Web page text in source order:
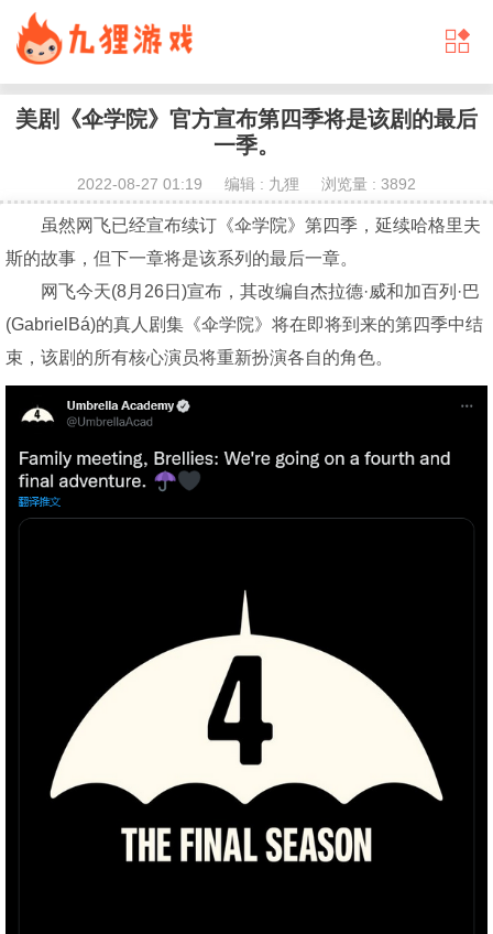
美剧《伞学院》官方宣布第四季将是该剧的最后
一季。
2022-08-27 01:19 编辑 : 九狸 浏览量 : 3892
虽然网飞已经宣布续订《伞学院》第四季，延续哈格里夫
斯的故事，但下一章将是该系列的最后一章。
网飞今天(8月26日)宣布，其改编自杰拉德·威和加百列·巴
(GabrielBá)的真人剧集《伞学院》将在即将到来的第四季中结
束，该剧的所有核心演员将重新扮演各自的角色。